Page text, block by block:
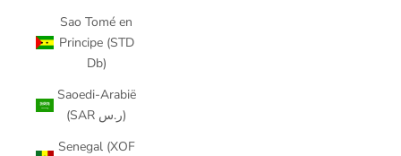
Sao Tomé en
Principe (STD
Db)
Saoedi-Arabië
(SAR ر.س)
Senegal (XOF